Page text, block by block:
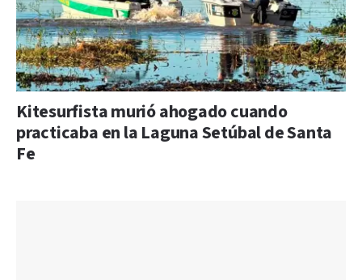
Kitesurfista murió ahogado cuando
practicaba en la Laguna Setúbal de Santa
Fe